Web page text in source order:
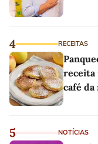
4 RECEITAS
receita
café da
5 NOTÍCIAS